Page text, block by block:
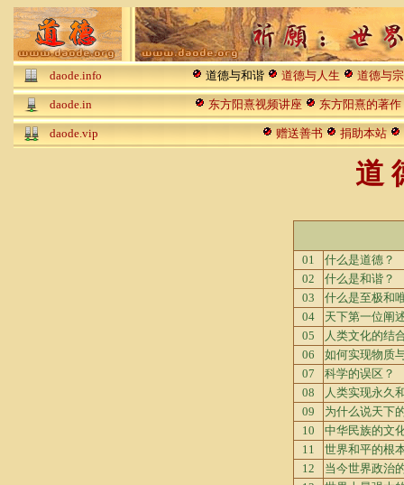
daode.info 道德与和谐 道德与人生 道德与
daode.in 东方阳熹视频讲座 东方阳熹的著作
daode.vip 赠送善书 捐助本站
道
01
什么是道德？
02
什么是和谐？
03
什么是至极和
04
天下第一位阐
05
人类文化的结
06
如何实现物质
07
科学的误区？
08
人类实现永久
09
为什么说天下
10
中华民族的文
11
世界和平的根
12
当今世界政治